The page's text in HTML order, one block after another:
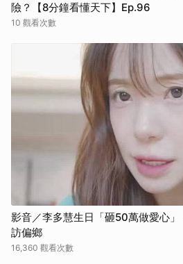
險？【8分鐘看懂天下】Ep.96
10 觀看次數
影音／李多慧生日「砸50萬做愛心
訪偏鄉
16,360 觀看次數